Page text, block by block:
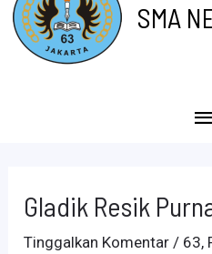
SMA
Gladik Resik
Tinggalkan Komentar / 63,